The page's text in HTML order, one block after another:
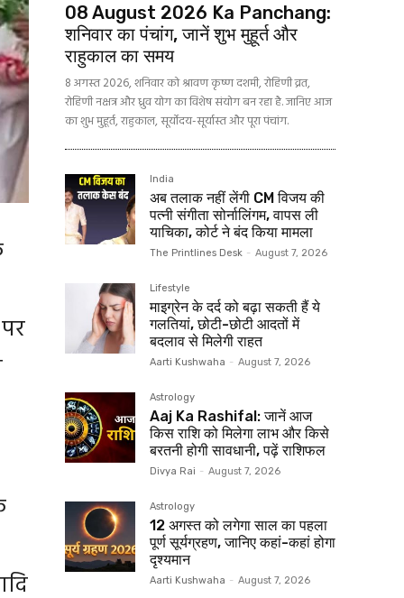
08 August 2026 Ka Panchang:
शनिवार का पंचांग, जानें शुभ मुहूर्त और
राहुकाल का समय
8 अगस्त 2026, शनिवार को श्रावण कृष्ण दशमी, रोहिणी व्रत,
रोहिणी नक्षत्र और ध्रुव योग का विशेष संयोग बन रहा है. जानिए आज
का शुभ मुहूर्त, राहुकाल, सूर्योदय-सूर्यास्त और पूरा पंचांग.
India
अब तलाक नहीं लेंगी CM विजय की
पत्नी संगीता सोर्नालिंगम, वापस ली
याचिका, कोर्ट ने बंद किया मामला
The Printlines Desk - August 7, 2026
Lifestyle
माइग्रेन के दर्द को बढ़ा सकती हैं ये
गलतियां, छोटी-छोटी आदतों में
बदलाव से मिलेगी राहत
Aarti Kushwaha - August 7, 2026
Astrology
Aaj Ka Rashifal: जानें आज
किस राशि को मिलेगा लाभ और किसे
बरतनी होगी सावधानी, पढ़ें राशिफल
Divya Rai - August 7, 2026
Astrology
12 अगस्त को लगेगा साल का पहला
पूर्ण सूर्यग्रहण, जानिए कहां-कहां होगा
दृश्यमान
Aarti Kushwaha - August 7, 2026